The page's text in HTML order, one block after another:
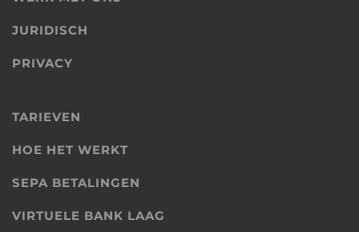
JURIDISCH
PRIVACY
TARIEVEN
HOE HET WERKT
SEPA BETALINGEN
VIRTUELE BANK LAAG